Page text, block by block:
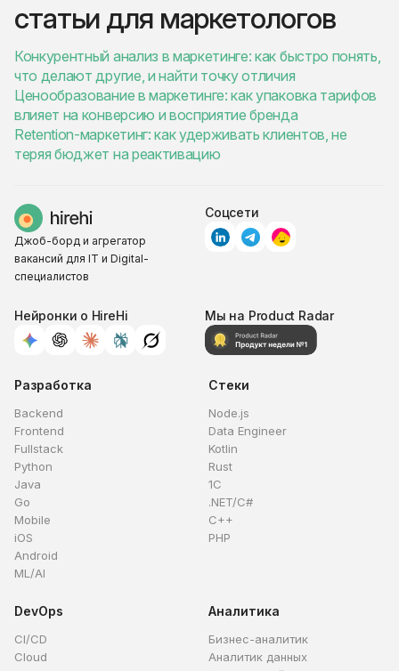
статьи для маркетологов
Конкурентный анализ в маркетинге: как быстро понять,
что делают другие, и найти точку отличия
Ценообразование в маркетинге: как упаковка тарифов
влияет на конверсию и восприятие бренда
Retention-маркетинг: как удерживать клиентов, не
теряя бюджет на реактивацию
Джоб-борд и агрегатор
вакансий для IT и Digital-
специалистов
Соцсети
Нейронки о HireHi Мы на Product Radar
Разработка
Backend
Frontend
Fullstack
Python
Java
Go
Mobile
iOS
Android
ML/AI
Стеки
Node.js
Data Engineer
Kotlin
Rust
1C
.NET/C#
C++
PHP
DevOps
CI/CD
Cloud
Аналитика
Бизнес-аналитик
Аналитик данных